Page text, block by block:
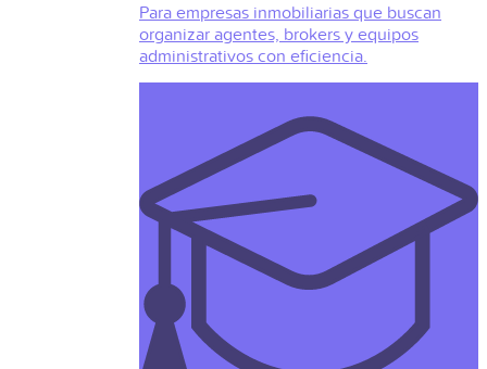
Para empresas inmobiliarias que buscan
organizar agentes, brokers y equipos
administrativos con eficiencia.